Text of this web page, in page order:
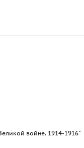
войне. 1914-1916"